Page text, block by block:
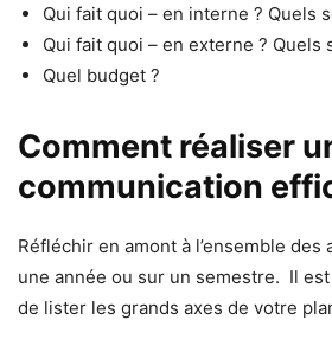
Qui fait quoi – en interne ? Quels
Qui fait quoi – en externe ? Quels
Quel budget ?
Comment réaliser
communication
Réfléchir en amont à l’ensemble
une année ou sur un semestre. Il
de lister les grands axes de votre